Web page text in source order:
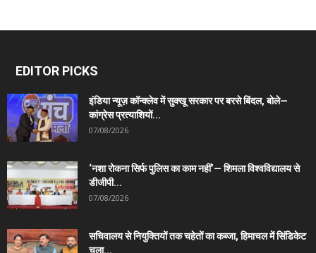
EDITOR PICKS
इंडिया न्यूज़ कॉन्क्लेव में सुक्खू सरकार पर बरसे बिंदल, बोले—
कांग्रेस प्रत्याशियों...
07/08/2026
‘नशा रोकना सिर्फ पुलिस का काम नहीं’— शिमला विश्वविद्यालय से
डीजीपी...
07/08/2026
सचिवालय से नियुक्तियों तक चहेतों का कब्जा, हिमाचल में सिंडिकेट
चला...